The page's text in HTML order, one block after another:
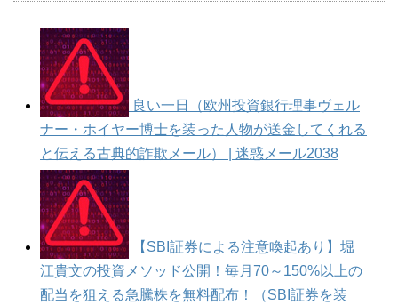
良い一日（欧州投資銀行理事ヴェル
ナー・ホイヤー博士を装った人物が送金してくれる
と伝える古典的詐欺メール） | 迷惑メール2038
【SBI証券による注意喚起あり】堀
江貴文の投資メソッド公開！毎月70～150%以上の
配当を狙える急騰株を無料配布！（SBI証券を装